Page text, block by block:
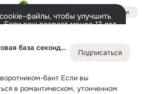
Globotex (Оптовая база секонд-хенд)
Подписаться
бант Если вы
в романтическом, утонченном
Войти
файлы, чтобы улучшить
Если ваш возраст менее 13 лет,
Видео Подарки